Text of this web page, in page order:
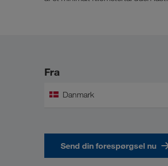
Fra
Danmark
Send din forespørgsel nu